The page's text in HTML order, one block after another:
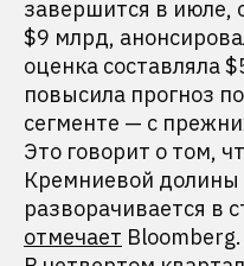
завершится в июле,
$9 млрд,
оценка составляла
повысила прогноз
сегменте — с
Это говорит о том,
Кремниевой долины
разворачивается в
отмечает Bloomberg.